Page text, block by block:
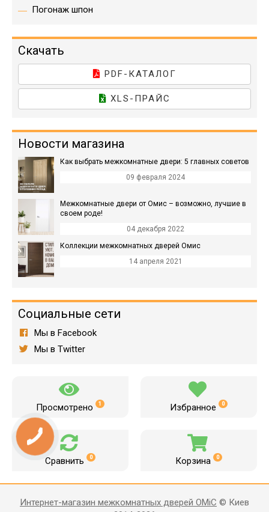
Погонаж шпон
Скачать
PDF-КАТАЛОГ
XLS-ПРАЙС
Новости магазина
Как выбрать межкомнатные двери: 5 главных советов
09 февраля 2024
Межкомнатные двери от Омис – возможно, лучшие в
своем роде!
04 декабря 2022
Коллекции межкомнатных дверей Омис
14 апреля 2021
Социальные сети
Мы в Facebook
Мы в Twitter
Просмотрено 1 Избранное 0
Сравнить 0 Корзина 0
Интернет-магазин межкомнатных дверей OMiC © Киев